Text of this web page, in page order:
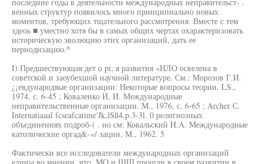
венных структур появилось много принципиально новых
моментов, требующих тщательного рассмотрения. Вместе с тем
здеоь ■ уместно хотя бы в самых общих чертах охарактеризовать
историческую эволюцию этих организаций, дать ее
периодизацию.^
I) Предшествующая дет о pi; я развития «НЛО освелена в
советской и заоубехшой научной литературе. См.: Морозов Г.И.
¿¡евдународяые организации: Некоторые вопросы теории. LS.,
1974, с. 6-45 ; Коваленко И, И. Международные
неправительственные организации. М., 1976, с. 6-65 ; Archer С.
Internatiaaal fcseafcatime'Jk,lSß4,p.3-3l. 0 религиозных
объединениях подроб-( . но см: Ковальский H.A. Международные
католические оргад&-«/ зации, М., 1962. 5
Фактически все исследователи международных организаций